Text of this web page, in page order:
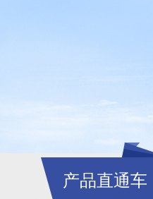
产品直通车